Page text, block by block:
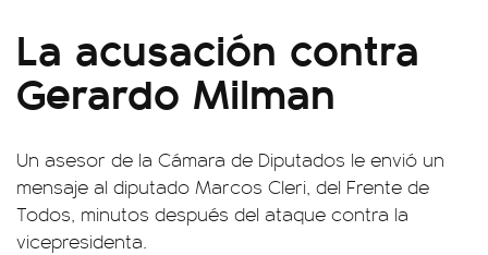
La acusación contra
Gerardo Milman
Un asesor de la Cámara de Diputados le envió un
mensaje al diputado Marcos Cleri, del Frente de
Todos, minutos después del ataque contra la
vicepresidenta.